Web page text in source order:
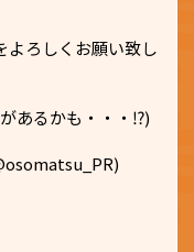
よろしくお願い致し
あるかも・・・⁉️)